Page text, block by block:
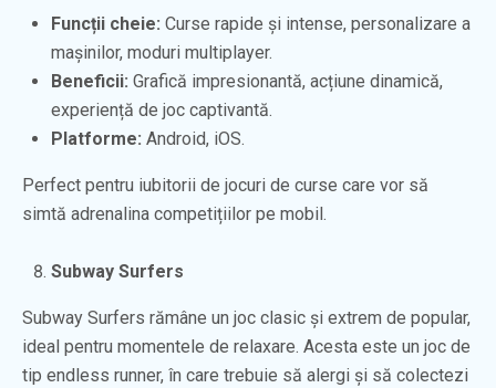
Funcții cheie: Curse rapide și intense, personalizare a
mașinilor, moduri multiplayer.
Beneficii: Grafică impresionantă, acțiune dinamică,
experiență de joc captivantă.
Platforme: Android, iOS.
Perfect pentru iubitorii de jocuri de curse care vor să
simtă adrenalina competițiilor pe mobil.
Subway Surfers
Subway Surfers rămâne un joc clasic și extrem de popular,
ideal pentru momentele de relaxare. Acesta este un joc de
tip endless runner, în care trebuie să alergi și să colectezi